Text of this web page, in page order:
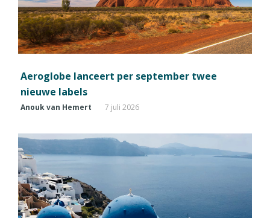
Aeroglobe lanceert per september twee
nieuwe labels
Anouk van Hemert 7 juli 2026